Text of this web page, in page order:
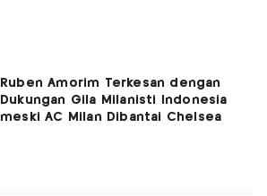
Ruben Amorim Terkesan dengan
Dukungan Gila Milanisti Indonesia
meski AC Milan Dibantai Chelsea